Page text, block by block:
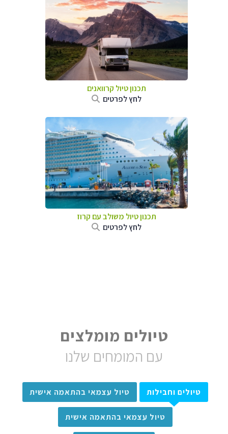
תכנון טיול קרוואנים
לחץ לפרטים
תכנון טיול משולב עם קרוז
לחץ לפרטים
טיולים מומלצים
עם המומחים שלנו
טיולים וחבילות טיול עצמאי בהתאמה אישית
טיול עצמאי בהתאמה אישית